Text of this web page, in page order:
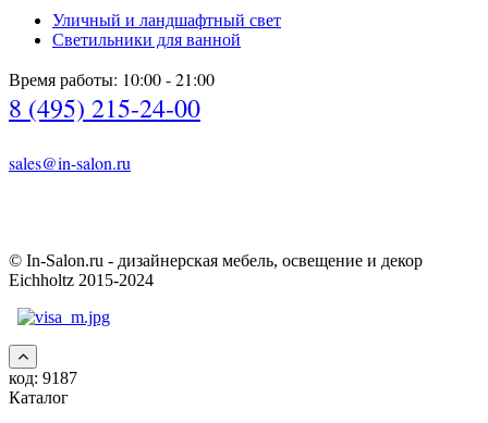
Уличный и ландшафтный свет
Светильники для ванной
Время работы: 10:00 - 21:00
8 (495) 215-24-00
sales@in-salon.ru
© In-Salon.ru - дизайнерская мебель, освещение и декор
Eichholtz 2015-2024
код: 9187
Каталог